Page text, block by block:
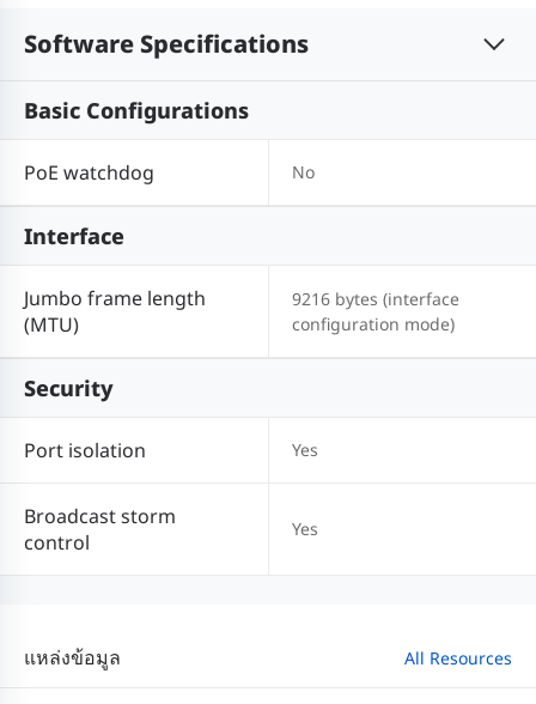
Software Specifications
Basic Configurations
PoE watchdog No
Interface
Jumbo frame length
(MTU)
9216 bytes (interface
configuration mode)
Security
Port isolation Yes
Broadcast storm
control
Yes
แหล่งข้อมูล All Resources